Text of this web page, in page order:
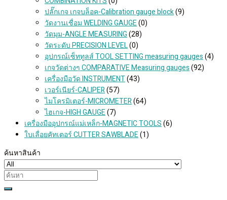
ปลั๊กเกจ เกจบล็อค-Calibration gauge block(9)
วัดงานเชื่อม WELDING GAUGE(0)
วัดมุม-ANGLE MEASURING(28)
วัดระดับ PRECISION LEVEL(0)
อุปกรณ์เซ็ททูลส์ TOOL SETTING measuring gauges(4)
เกจวัดต่างๆ COMPARATIVE Measuring gauges(92)
เครื่องมือวัด INSTRUMENT(43)
เวอร์เนียร์-CALIPER(57)
ไมโครมิเตอร์-MICROMETER(64)
ไฮเกจ-HIGH GAUGE(7)
เครื่องมืออุปกรณ์แม่เหล็ก-MAGNETIC TOOLS(6)
ใบเลื่อยคัทเตอร์ CUTTER SAWBLADE(1)
ค้นหาสินค้า
Search
for: